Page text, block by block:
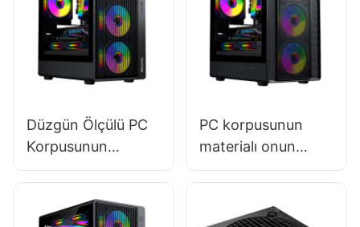
Düzgün Ölçülü PC
Korpusunun
Seçilməsi üçün
PC korpusunun
materialı onun
davamlılığına təsir